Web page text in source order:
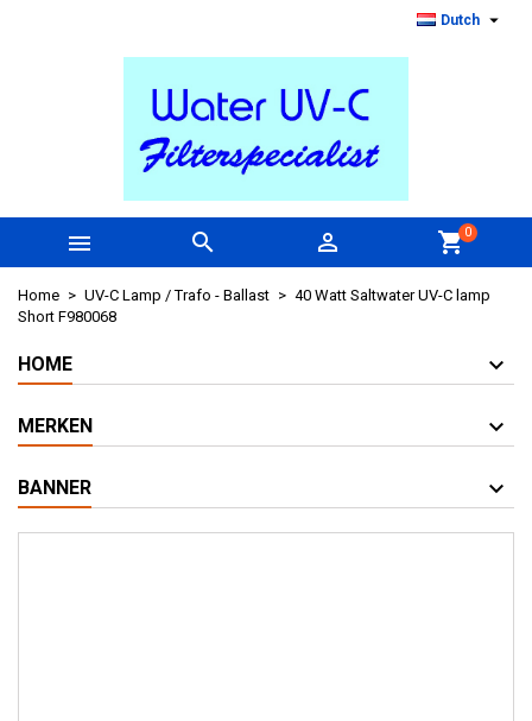
Dutch 
   shopping_cart0
Home UV-C Lamp / Trafo - Ballast
40 Watt Saltwater UV-C lamp
Short F980068
HOME
MERKEN
BANNER